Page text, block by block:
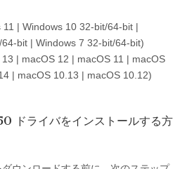
| Windows 10 32-bit/64-bit |
bit | Windows 7 32-bit/64-bit)
| macOS 12 | macOS 11 | macOS
| macOS 10.13 | macOS 10.12)
ドライバをインストールする方